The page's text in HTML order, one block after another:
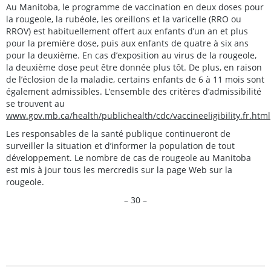
Au Manitoba, le programme de vaccination en deux doses pour
la rougeole, la rubéole, les oreillons et la varicelle (RRO ou
RROV) est habituellement offert aux enfants d’un an et plus
pour la première dose, puis aux enfants de quatre à six ans
pour la deuxième. En cas d’exposition au virus de la rougeole,
la deuxième dose peut être donnée plus tôt. De plus, en raison
de l’éclosion de la maladie, certains enfants de 6 à 11 mois sont
également admissibles. L’ensemble des critères d’admissibilité
se trouvent au
www.gov.mb.ca/health/publichealth/cdc/vaccineeligibility.fr.html
Les responsables de la santé publique continueront de
surveiller la situation et d’informer la population de tout
développement. Le nombre de cas de rougeole au Manitoba
est mis à jour tous les mercredis sur la page Web sur la
rougeole.
– 30 –